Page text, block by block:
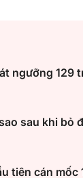
ngưỡng 129
sau khi bỏ
tiên cán mốc